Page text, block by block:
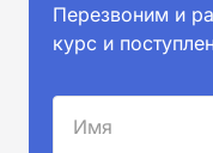
Перезвоним и
курс и